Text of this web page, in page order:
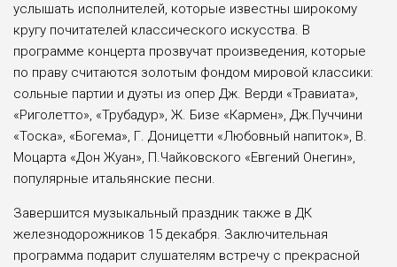
услышать исполнителей, которые известны широкому
кругу почитателей классического искусства. В
программе концерта прозвучат произведения, которые
по праву считаются золотым фондом мировой классики:
сольные партии и дуэты из опер Дж. Верди «Травиата»,
«Риголетто», «Трубадур», Ж. Бизе «Кармен», Дж.Пуччини
«Тоска», «Богема», Г. Доницетти «Любовный напиток», В.
Моцарта «Дон Жуан», П.Чайковского «Евгений Онегин»,
популярные итальянские песни.
Завершится музыкальный праздник также в ДК
железнодорожников 15 декабря. Заключительная
программа подарит слушателям встречу с прекрасной